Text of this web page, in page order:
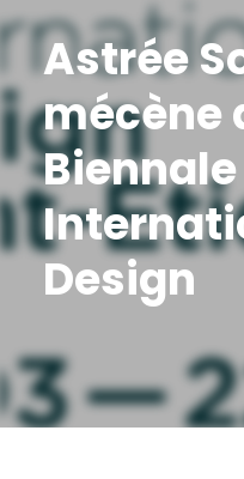
Astrée
mécène
Biennale
Design